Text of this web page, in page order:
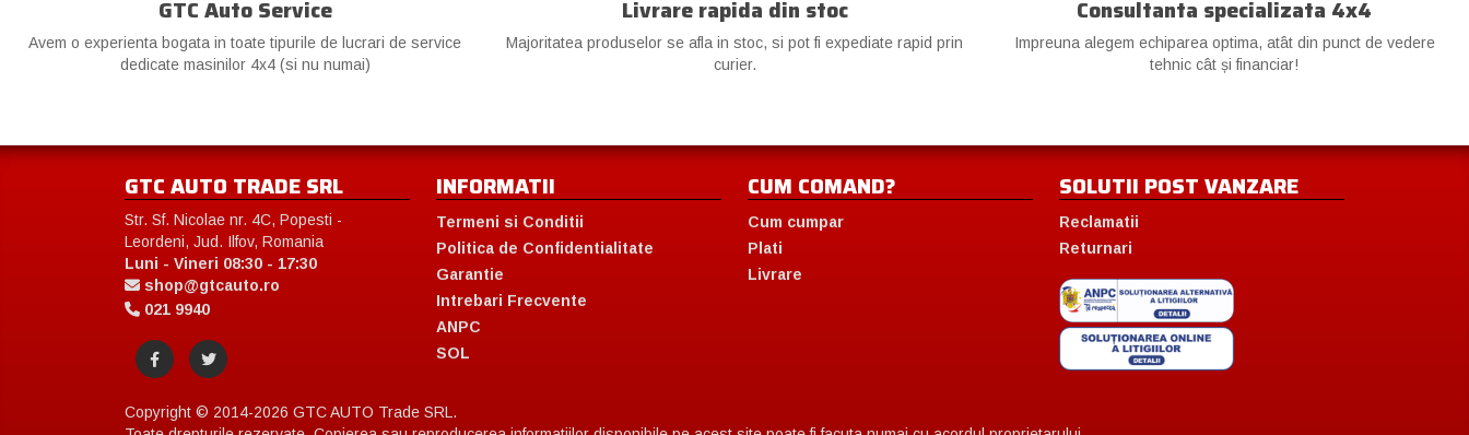
GTC Auto Service
Avem o experienta bogata in toate tipurile de lucrari de service
dedicate masinilor 4x4 (si nu numai)
Livrare rapida din stoc
Majoritatea produselor se afla in stoc, si pot fi expediate rapid prin
curier.
Consultanta specializata 4x4
Impreuna alegem echiparea optima, atât din punct de vedere
tehnic cât și financiar!
GTC AUTO TRADE SRL
Str. Sf. Nicolae nr. 4C, Popesti -
Leordeni, Jud. Ilfov, Romania
Luni - Vineri 08:30 - 17:30
shop@gtcauto.ro
021 9940
INFORMATII
Termeni si Conditii
Politica de Confidentialitate
Garantie
Intrebari Frecvente
ANPC
SOL
CUM COMAND?
Cum cumpar
Plati
Livrare
SOLUTII POST VANZARE
Reclamatii
Returnari
Copyright © 2014-2026 GTC AUTO Trade SRL.